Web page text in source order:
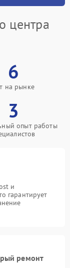
центра
6
на рынке
3
опыт работы
и
гарантирует
ремонт